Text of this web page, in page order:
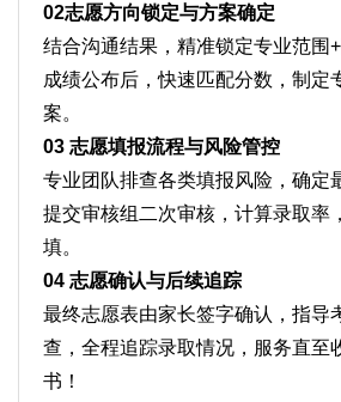
02志愿方向锁定与方案确定
结合沟通结果，精准锁定专业范围
成绩公布后，快速匹配分数，制定
案。
03 志愿填报流程与风险管控
专业团队排查各类填报风险，确定
提交审核组二次审核，计算录取率
填。
04 志愿确认与后续追踪
最终志愿表由家长签字确认，指导
查，全程追踪录取情况，服务直至
书！